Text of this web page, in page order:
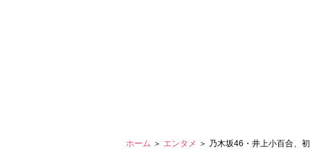
ホーム ＞ エンタメ ＞ 乃木坂46・井上小百合、